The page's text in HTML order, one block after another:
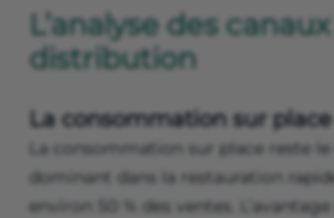
L’analyse des
distribution
La consommation sur place
La consommation sur place reste
dominant dans la restauration
environ 50 % des ventes.